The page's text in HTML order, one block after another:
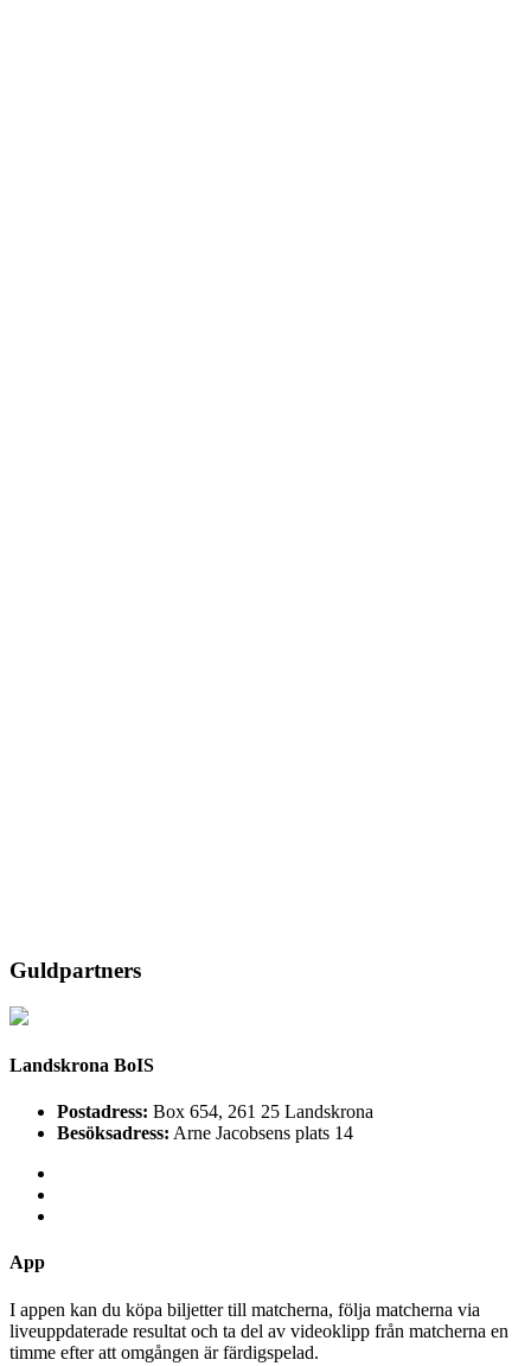
Guldpartners
Landskrona BoIS
Postadress: Box 654, 261 25 Landskrona
Besöksadress: Arne Jacobsens plats 14
App
I appen kan du köpa biljetter till matcherna, följa matcherna via
liveuppdaterade resultat och ta del av videoklipp från matcherna en
timme efter att omgången är färdigspelad.